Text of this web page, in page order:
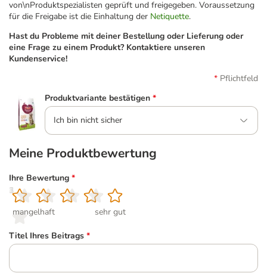
von\nProduktspezialisten geprüft und freigegeben. Voraussetzung
für die Freigabe ist die Einhaltung der Netiquette.
Hast du Probleme mit deiner Bestellung oder Lieferung oder
eine Frage zu einem Produkt? Kontaktiere unseren
Kundenservice!
Pflichtfeld
Produktvariante bestätigen *
Ich bin nicht sicher
Meine Produktbewertung
Ihre Bewertung *
1
mangelhaft
2
3
4
5
sehr gut
Titel Ihres Beitrags *